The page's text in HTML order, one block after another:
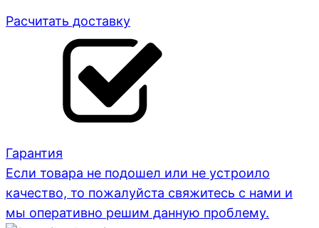
Расчитать доставку
Гарантия
Если товара не подошел или не устроило
качество, то пожалуйста свяжитесь с нами и
мы оперативно решим данную проблему.